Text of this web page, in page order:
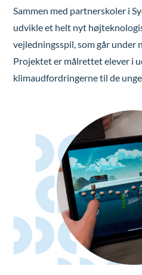
Sammen med partnerskoler i
udvikle et helt nyt
vejledningsspil, som går under
Projektet er målrettet elever i
klimaudfordringerne til de